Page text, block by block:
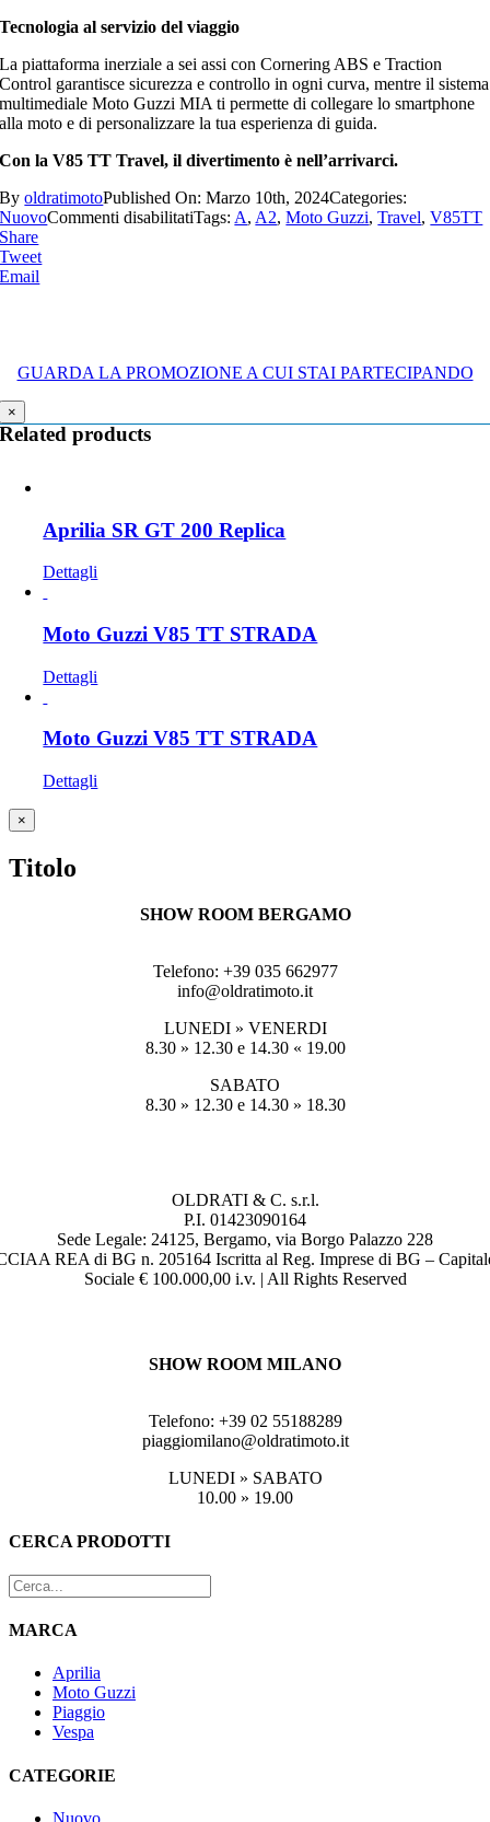
Tecnologia al servizio del viaggio
La piattaforma inerziale a sei assi con Cornering ABS e Traction
Control garantisce sicurezza e controllo in ogni curva, mentre il sistema
multimediale Moto Guzzi MIA ti permette di collegare lo smartphone
alla moto e di personalizzare la tua esperienza di guida.
Con la V85 TT Travel, il divertimento è nell’arrivarci.
ByoldratimotoPublished On: Marzo 10th, 2024Categories:
NuovoCommenti disabilitatisu
Tags: A, A2,Moto Guzzi,Travel,V85TT
Share
Tweet
Email
GUARDA LA PROMOZIONE A CUI STAI PARTECIPANDO
×
Related products
Aprilia SR GT 200 Replica
Dettagli
Moto Guzzi V85 TT STRADA
Dettagli
Moto Guzzi V85 TT STRADA
Dettagli
Close
product
view
×
Titolo
SHOW ROOM BERGAMO
Telefono: +39 035 662977
info@oldratimoto.it
LUNEDI » VENERDI
8.30 » 12.30 e 14.30 « 19.00
SABATO
8.30 » 12.30 e 14.30 » 18.30
OLDRATI & C. s.r.l.
P.I. 01423090164
Sede Legale: 24125, Bergamo, via Borgo Palazzo 228
REA di BG n. 205164 Iscritta al Reg. Imprese di BG –
Sociale € 100.000,00 i.v. | All Rights Reserved
SHOW ROOM MILANO
Telefono: +39 02 55188289
piaggiomilano@oldratimoto.it
LUNEDI » SABATO
10.00 » 19.00
Toggle
barra
scorrevole
CERCA PRODOTTI
MARCA
Aprilia
Moto Guzzi
Piaggio
Vespa
CATEGORIE
Nuovo